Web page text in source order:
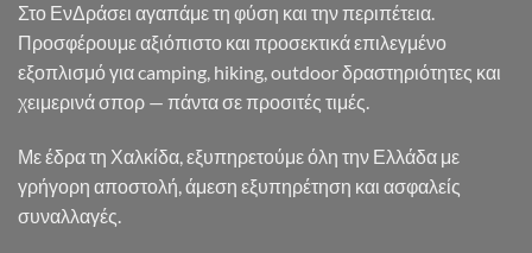
Στο ΕνΔράσει αγαπάμε τη φύση και την περιπέτεια.
Προσφέρουμε αξιόπιστο και προσεκτικά επιλεγμένο
εξοπλισμό για camping, hiking, outdoor δραστηριότητες και
χειμερινά σπορ — πάντα σε προσιτές τιμές.
Με έδρα τη Χαλκίδα, εξυπηρετούμε όλη την Ελλάδα με
γρήγορη αποστολή, άμεση εξυπηρέτηση και ασφαλείς
συναλλαγές.